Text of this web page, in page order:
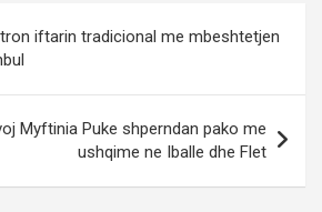
iftarin tradicional me mbeshtetjen
Myftinia Puke shperndan pako me
ushqime ne Iballe dhe Flet